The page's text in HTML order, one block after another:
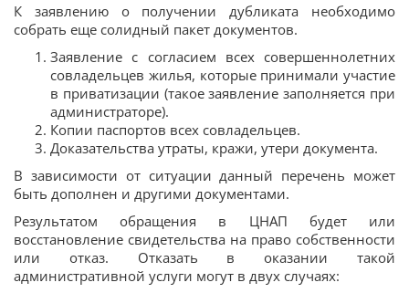
К заявлению о получении дубликата необходимо
собрать еще солидный пакет документов.
Заявление с согласием всех совершеннолетних
совладельцев жилья, которые принимали участие
в приватизации (такое заявление заполняется при
администраторе).
Копии паспортов всех совладельцев.
Доказательства утраты, кражи, утери документа.
В зависимости от ситуации данный перечень может
быть дополнен и другими документами.
Результатом обращения в ЦНАП будет или
восстановление свидетельства на право собственности
или отказ. Отказать в оказании такой
административной услуги могут в двух случаях: